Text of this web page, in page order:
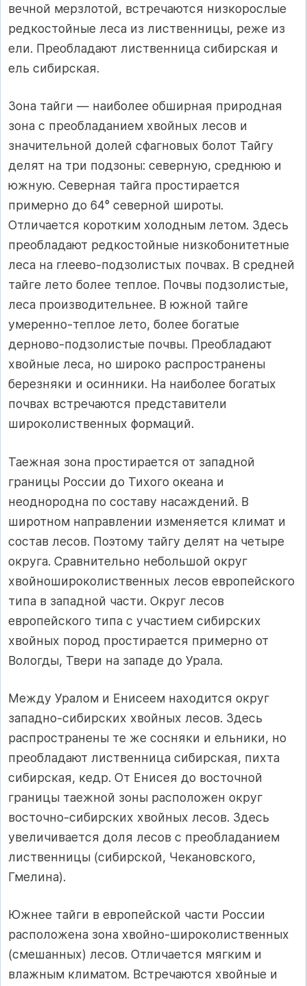
вечной мерзлотой, встречаются низкорослые
редкостойные леса из лиственницы, реже из
ели. Преобладают лиственница сибирская и
ель сибирская.
Зона тайги — наиболее обширная природная
зона с преобладанием хвойных лесов и
значительной долей сфагновых болот Тайгу
делят на три подзоны: северную, среднюю и
южную. Северная тайга простирается
примерно до 64° северной широты.
Отличается коротким холодным летом. Здесь
преобладают редкостойные низкобонитетные
леса на глеево-подзолистых почвах. В средней
тайге лето более теплое. Почвы подзолистые,
леса производительнее. В южной тайге
умеренно-теплое лето, более богатые
дерново-подзолистые почвы. Преобладают
хвойные леса, но широко распространены
березняки и осинники. На наиболее богатых
почвах встречаются представители
широколиственных формаций.
Таежная зона простирается от западной
границы России до Тихого океана и
неоднородна по составу насаждений. В
широтном направлении изменяется климат и
состав лесов. Поэтому тайгу делят на четыре
округа. Сравнительно небольшой округ
хвойношироколиственных лесов европейского
типа в западной части. Округ лесов
европейского типа с участием сибирских
хвойных пород простирается примерно от
Вологды, Твери на западе до Урала.
Между Уралом и Енисеем находится округ
западно-сибирских хвойных лесов. Здесь
распространены те же сосняки и ельники, но
преобладают лиственница сибирская, пихта
сибирская, кедр. От Енисея до восточной
границы таежной зоны расположен округ
восточно-сибирских хвойных лесов. Здесь
увеличивается доля лесов с преобладанием
лиственницы (сибирской, Чекановского,
Гмелина).
Южнее тайги в европейской части России
расположена зона хвойно-широколиственных
(смешанных) лесов. Отличается мягким и
влажным климатом. Встречаются хвойные и